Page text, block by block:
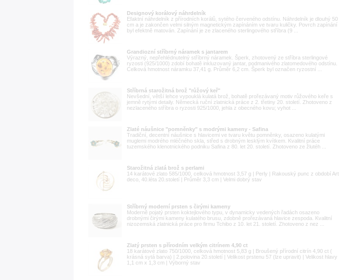
Designový korálový náhrdelník
Efaktní náhrdelník z přírodních korálů, sytého červeného odstínu. Náhrdelník je dlouhý 50
cm a je zakončen velmi silným magnetickým zapínáním ve tvaru kuličky. Povrch zapínání
byl efektně matován. Zapínání je ze zlaceného sterlingového stříbra (9 ...
Grandiozní stříbrný náramek s jantarem
Výrazný, nepřehlédnutelný stříbrný náramek. Šperk, zhotovený ze stříbra sterlingové
ryzosti (925/1000) zdobí bohatě inkluzovaný jantar, podmanivého zlatomedového odstínu.
Celková hmotnost náramku 37,41 g. Průměr 6,2 cm. Šperk byl označen ryzostní ...
Stříbrná starožitná brož "růžový keř"
Nevšední, větší lehce vypouklá kulatá brož, bohatě prořezávaný motiv růžového keře s
jemně rytými detaily. Německá ruční zlatnická práce z 2. třetiny 20. století. Zhotoveno z
nezlaceného stříbra o ryzosti 925/1000, jehla z obecného kovu; vyhot ...
Zlaté náušnice "pomněnky" s modrými kameny - Safina
Tradiční, decentní náušnice s hlavicemi ve tvaru květu pomněnky, osazeno kulatými
muglemi modrého mléčného skla, střed s drobným lesklým kvítkem. Kvalitní práce
tuzemského klenotnického podniku Safina z 80. let 20. století. Zhotoveno ze žlutéh ...
Starožitná zlatá brož s perlami
14 karátové zlato 585/1000, celková hmotnost 3,57 g | Perly | Rakouský punc z období Art
deco, 40.léta 20.století | Průměr 3,3 cm | Velmi dobrý stav
Stříbrný moderní prsten s čirými kameny
Moderně pojatý prsten koktejlového typu, v dynamicky vedených řadách osazeno
drobnými čirými kameny kulatého brusu, zdobně prořezávaná hlavice zespoda. Kvalitní
nizozemská zlatnická práce pro firmu Tchibo z 10. let 21. století. Zhotoveno z nez ...
Zlatý prsten s přírodním velkým citrínem 4,90 ct
18 karátové zlato 750/1000, celková hmotnost 5,83 g | Broušený přírodní citrín 4,90 ct (
krásná sytá barva) | 2.polovina 20.století | Velikost prstenu 57 (lze upravit) | Velikost hlavy
1,1 cm x 1,3 cm | Výborný stav